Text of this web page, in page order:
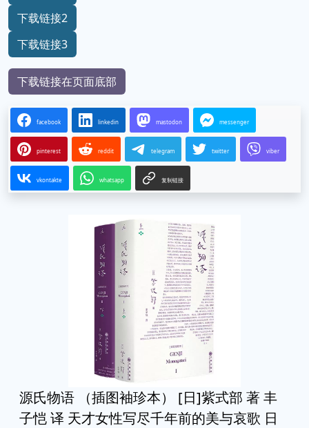
下载链接2
下载链接3
下载链接在页面底部
facebook linkedin mastodon messenger
pinterest reddit telegram twitter viber
vkontakte whatsapp 复制链接
源氏物语 （插图袖珍本） [日]紫式部 著 丰
子恺 译 天才女性写尽千年前的美与哀歌 日